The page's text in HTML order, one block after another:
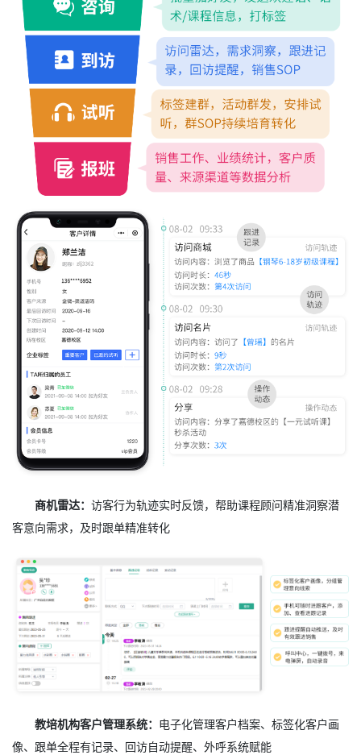
商机雷达：访客行为轨迹实时反馈，帮助课程顾问精准洞察潜
客意向需求，及时跟单精准转化
教培机构客户管理系统： 电子化管理客户档案、标签化客户画
像、跟单全程有记录、回访自动提醒、外呼系统赋能